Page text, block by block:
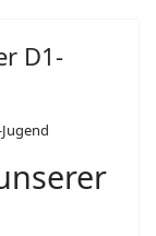
D1-